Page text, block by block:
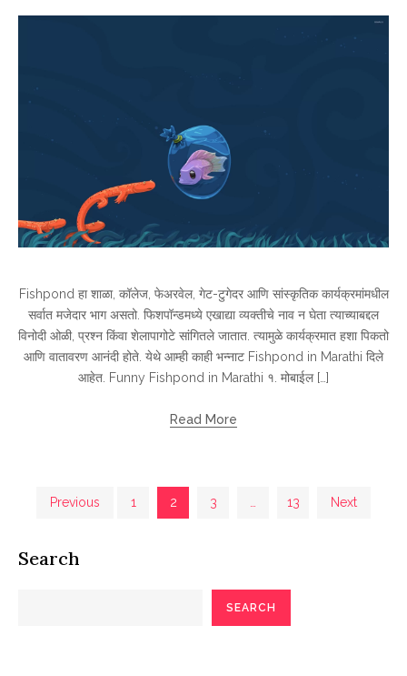
Fishpond हा शाळा, कॉलेज, फेअरवेल, गेट-टुगेदर आणि सांस्कृतिक कार्यक्रमांमधील
सर्वात मजेदार भाग असतो. फिशपॉन्डमध्ये एखाद्या व्यक्तीचे नाव न घेता त्याच्याबद्दल
विनोदी ओळी, प्रश्न किंवा शेलापागोटे सांगितले जातात. त्यामुळे कार्यक्रमात हशा पिकतो
आणि वातावरण आनंदी होते. येथे आम्ही काही भन्नाट Fishpond in Marathi दिले
आहेत. Funny Fishpond in Marathi १. मोबाईल […]
Read More
Posts
pagination
Previous 1 2 3 … 13 Next
Search
SEARCH